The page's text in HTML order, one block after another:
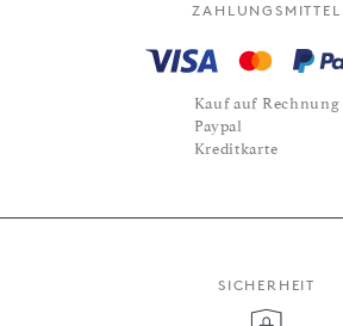
ZAHLUNGSMITTEL
Kauf auf Rechnung
Paypal
Kreditkarte
SICHERHEIT